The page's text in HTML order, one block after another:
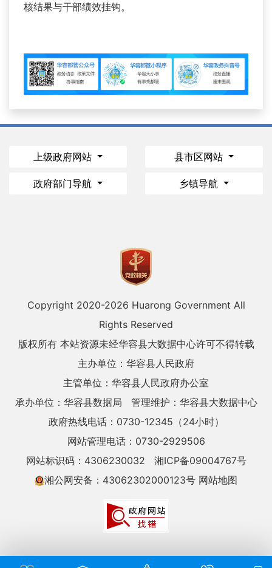
核结果与干部绩效挂钩。
上级政府网站 县市区网站
政府部门导航 乡镇导航
Copyright 2020-2026 Huarong Government All
Rights Reserved
版权所有 本站资源未经华容县大数据中心许可不得转载
主办单位：华容县人民政府
主管单位：华容县人民政府办公室
承办单位：华容县数据局
管理维护：华容县大数据中心
政府热线电话：0730-12345（24小时）
网站管理电话：0730-2929506
网站标识码：4306230032
湘ICP备09004767号
湘公网安备：43062302000123号 网站地图